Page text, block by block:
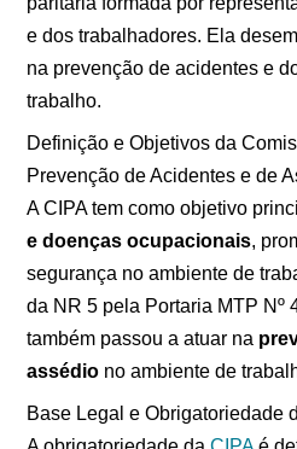
e dos trabalhadores. Ela
na prevenção de acidentes e
trabalho.
Definição e Objetivos da
Prevenção de Acidentes e de
A CIPA tem como objetivo
e doenças ocupacionais,
segurança no ambiente de
da NR 5 pela Portaria MTP Nº
também passou a atuar na
assédio no ambiente de
Base Legal e Obrigatoriedade